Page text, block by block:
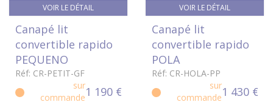
VOIR LE DÉTAIL
Canapé lit
convertible rapido
PEQUENO
Réf: CR-PETIT-GF
sur
commande1 190 €
VOIR LE DÉTAIL
Canapé lit
convertible rapido
POLA
Réf: CR-HOLA-PP
sur
commande1 430 €